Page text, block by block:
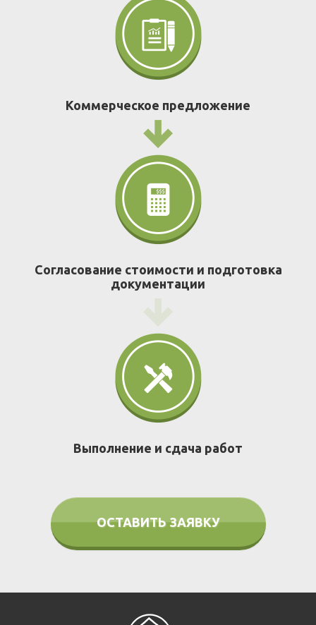
Коммерческое предложение
Согласование стоимости и подготовка
документации
Выполнение и сдача работ
ОСТАВИТЬ ЗАЯВКУ